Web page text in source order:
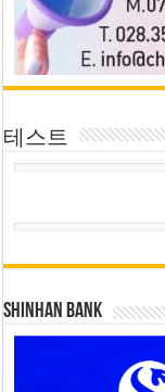
테스트
SHINHAN BANK